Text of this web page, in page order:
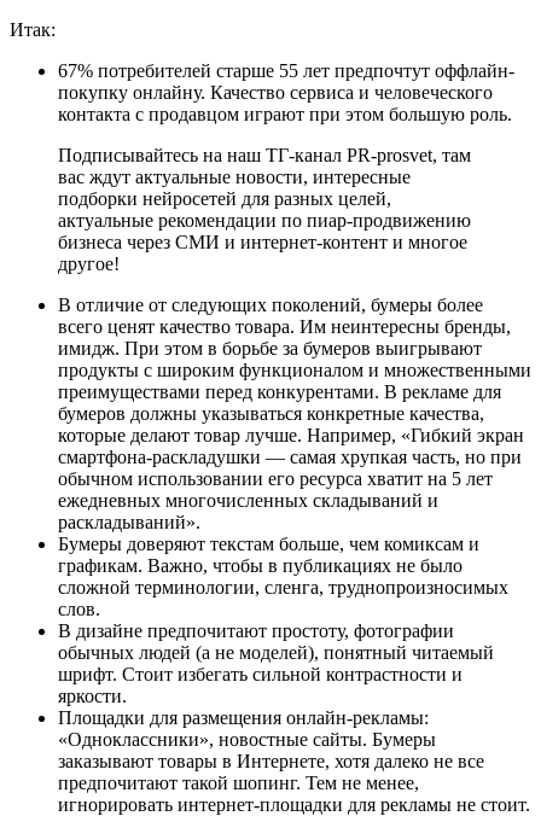
Итак:
67% потребителей старше 55 лет предпочтут оффлайн-
покупку онлайну. Качество сервиса и человеческого
контакта с продавцом играют при этом большую роль.
Подписывайтесь на наш ТГ-канал PR-prosvet, там
вас ждут актуальные новости, интересные
подборки нейросетей для разных целей,
актуальные рекомендации по пиар-продвижению
бизнеса через СМИ и интернет-контент и многое
другое!
В отличие от следующих поколений, бумеры более
всего ценят качество товара. Им неинтересны бренды,
имидж. При этом в борьбе за бумеров выигрывают
продукты с широким функционалом и множественными
преимуществами перед конкурентами. В рекламе для
бумеров должны указываться конкретные качества,
которые делают товар лучше. Например, «Гибкий экран
смартфона-раскладушки — самая хрупкая часть, но при
обычном использовании его ресурса хватит на 5 лет
ежедневных многочисленных складываний и
раскладываний».
Бумеры доверяют текстам больше, чем комиксам и
графикам. Важно, чтобы в публикациях не было
сложной терминологии, сленга, труднопроизносимых
слов.
В дизайне предпочитают простоту, фотографии
обычных людей (а не моделей), понятный читаемый
шрифт. Стоит избегать сильной контрастности и
яркости.
Площадки для размещения онлайн-рекламы:
«Одноклассники», новостные сайты. Бумеры
заказывают товары в Интернете, хотя далеко не все
предпочитают такой шопинг. Тем не менее,
игнорировать интернет-площадки для рекламы не стоит.